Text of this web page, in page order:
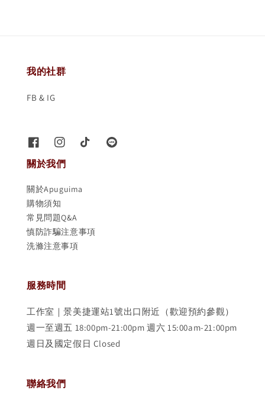
我的社群
FB & IG
關於我們
關於Apuguima
購物須知
常見問題Q&A
慎防詐騙注意事項
洗滌注意事項
服務時間
工作室｜景美捷運站1號出口附近（歡迎預約參觀）
週一至週五 18:00pm-21:00pm 週六 15:00am-21:00pm
週日及國定假日 Closed
聯絡我們